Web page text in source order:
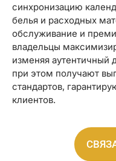
синхронизацию
белья и расходных
обслуживание и
владельцы
изменяя аутентичный
при этом получают
стандартов,
клиентов.